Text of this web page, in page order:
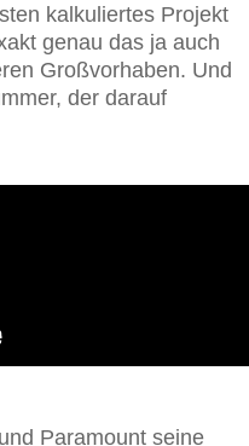
kalkuliertes Projekt
genau das ja auch
Großvorhaben. Und
der darauf
Paramount seine